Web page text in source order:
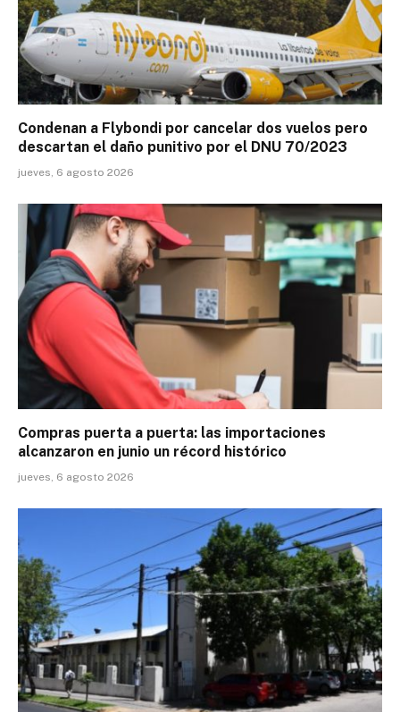
Condenan a Flybondi por cancelar dos vuelos pero
descartan el daño punitivo por el DNU 70/2023
jueves, 6 agosto 2026
Compras puerta a puerta: las importaciones
alcanzaron en junio un récord histórico
jueves, 6 agosto 2026